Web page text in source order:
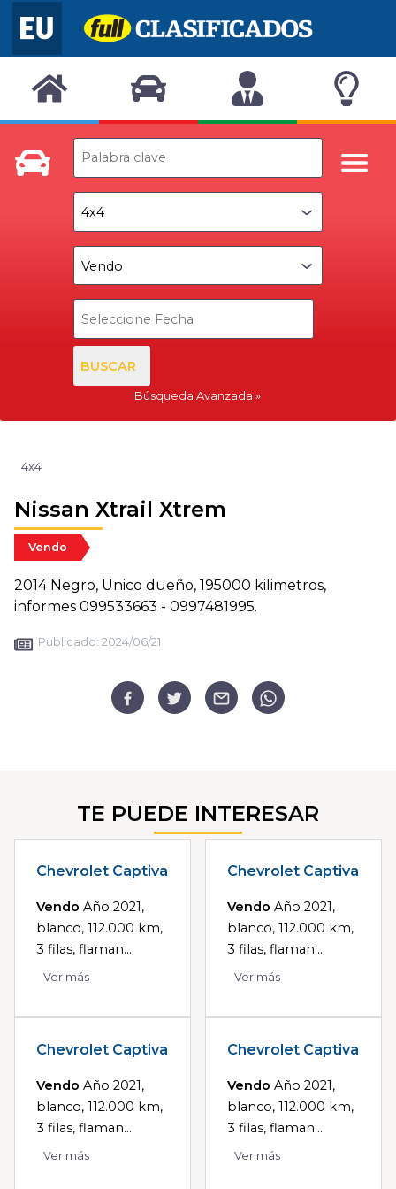
BUSCAR
Búsqueda Avanzada
4x4
Nissan Xtrail Xtrem
Vendo
2014 Negro, Unico dueño, 195000 kilimetros,
informes 099533663 - 0997481995.
Publicado: 2024/06/21
TE PUEDE INTERESAR
Chevrolet Captiva
Vendo Año 2021,
blanco, 112.000 km,
3 filas, flaman...
Ver más
Chevrolet Captiva
Vendo Año 2021,
blanco, 112.000 km,
3 filas, flaman...
Ver más
Chevrolet Captiva
Vendo Año 2021,
blanco, 112.000 km,
3 filas, flaman...
Ver más
Chevrolet Captiva
Vendo Año 2021,
blanco, 112.000 km,
3 filas, flaman...
Ver más